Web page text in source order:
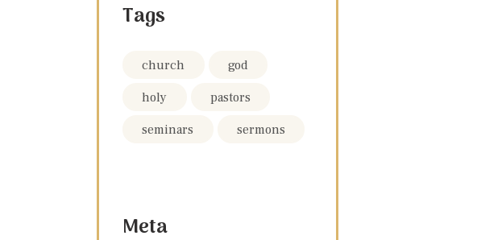
Tags
church
god
holy
pastors
seminars
sermons
Meta